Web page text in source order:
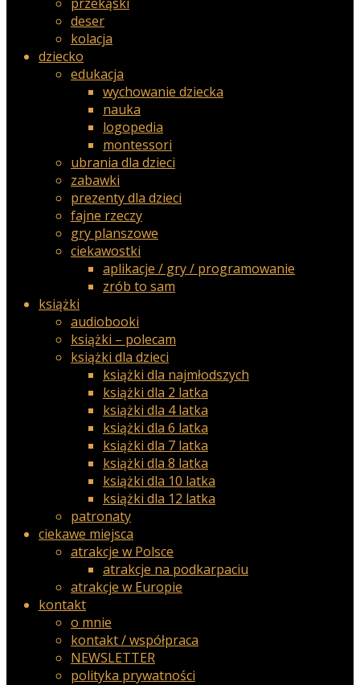
deser
kolacja
dziecko
edukacja
wychowanie dziecka
nauka
logopedia
montessori
ubrania dla dzieci
zabawki
prezenty dla dzieci
fajne rzeczy
gry planszowe
ciekawostki
aplikacje / gry / programowanie
zrób to sam
książki
audiobooki
książki – polecam
książki dla dzieci
książki dla najmłodszych
książki dla 2 latka
książki dla 4 latka
książki dla 6 latka
książki dla 7 latka
książki dla 8 latka
książki dla 10 latka
książki dla 12 latka
patronaty
ciekawe miejsca
atrakcje w Polsce
atrakcje na podkarpaciu
atrakcje w Europie
kontakt
o mnie
kontakt / współpraca
NEWSLETTER
polityka prywatności